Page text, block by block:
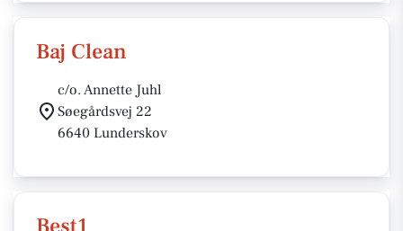
Baj Clean
c/o. Annette Juhl
Søegårdsvej 22
6640 Lunderskov